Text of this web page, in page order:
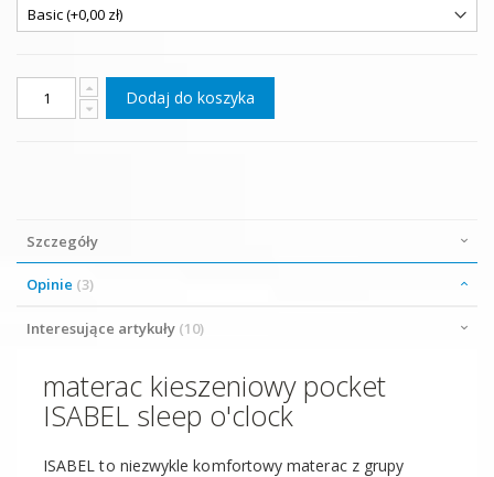
Dodaj do koszyka
Szczegóły
Opinie 3
Interesujące artykuły 10
materac kieszeniowy pocket
ISABEL sleep o'clock
ISABEL to niezwykle komfortowy materac z grupy